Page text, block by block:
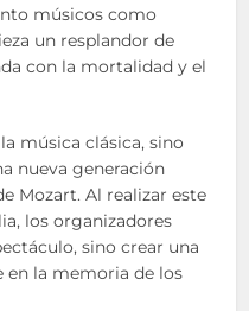
músicos como
un resplandor de
con la mortalidad y el
música clásica, sino
nueva generación
Mozart. Al realizar este
los organizadores
sino crear una
en la memoria de los